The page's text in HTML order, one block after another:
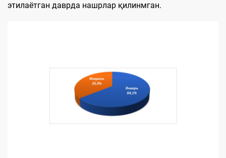
этилаётган даврда нашрлар қилинмган.